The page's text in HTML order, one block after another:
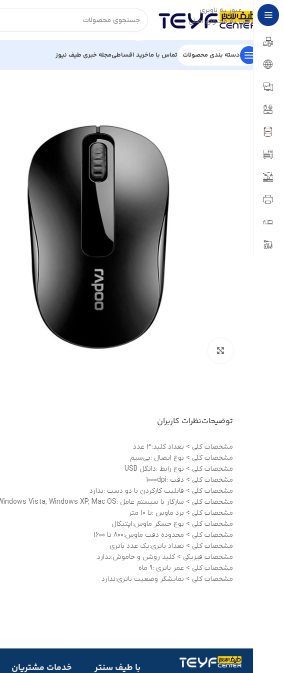
عبور به ناوبری
رفتن به محتوای اصلی
دسته بندی محصولات تماس با ماخرید اقساطیمجله خبری طیف نیوز
خانه/قطعات کامپیوتر/
توضیحاتنظرات کاربران
مشخصات کلی > تعداد کلید:3 عدد
مشخصات کلی > نوع اتصال :بی‌سیم
مشخصات کلی > نوع رابط :دانگل USB
مشخصات کلی > دقت :1000dpi
مشخصات کلی > قابلیت کارکردن با دو دست :ندارد
مشخصات کلی > سازگار با سیستم عامل :Windows 8, Windows 7, Windows Vista, Windows XP, Mac OS
مشخصات کلی > برد ماوس :تا 10 متر
مشخصات کلی > نوع حسگر ماوس:اپتیکال
مشخصات کلی > محدوده دقت ماوس:800 تا 1600
مشخصات کلی > تعداد باتری:یک عدد باتری
مشخصات فيزيکی > کلید روشن و خاموش:ندارد
مشخصات کلی > عمر باتری :9 ماه
مشخصات کلی > نمایشگر وضعیت باتری:ندارد
با طیف سنتر خدمات مشتریان